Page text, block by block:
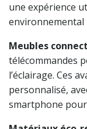
une expérience
environnemental
Meubles
télécommandes
l’éclairage. Ces
personnalisé,
smartphone